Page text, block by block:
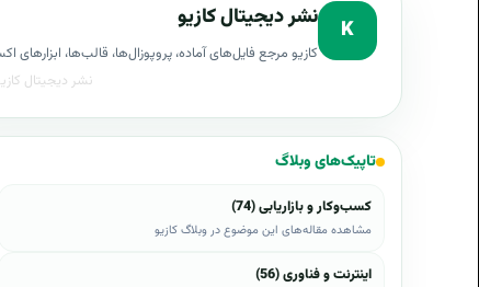
K نشر دیجیتال کازیو
کازیو مرجع فایل‌های آماده، پروپوزال‌ها، قالب‌ها،
تاپیک‌های وبلاگ
کسب‌وکار و بازاریابی (74)
مشاهده مقاله‌های این موضوع در وبلاگ کازیو
اینترنت و فناوری (56)